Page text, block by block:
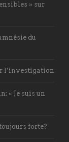
» sur
du
l’investigation
« Je suis un
forte?